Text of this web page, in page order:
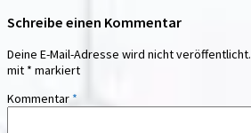
Schreibe einen Kommentar
Deine E-Mail-Adresse wird nicht veröffentlicht.
mit * markiert
Kommentar *